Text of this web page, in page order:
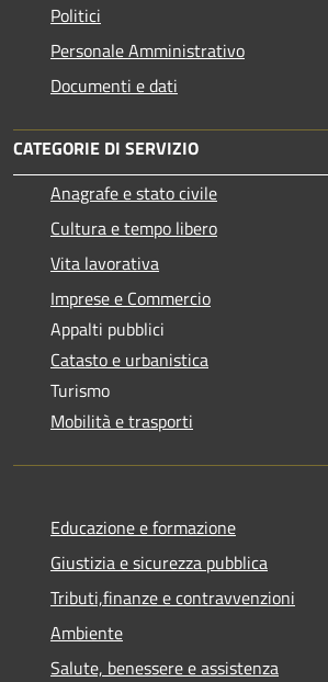
Politici
Personale Amministrativo
Documenti e dati
CATEGORIE DI SERVIZIO
Anagrafe e stato civile
Cultura e tempo libero
Vita lavorativa
Imprese e Commercio
Appalti pubblici
Catasto e urbanistica
Turismo
Mobilità e trasporti
Educazione e formazione
Giustizia e sicurezza pubblica
Tributi,finanze e contravvenzioni
Ambiente
Salute, benessere e assistenza